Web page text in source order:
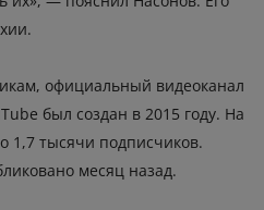
официальный видеоканал
был создан в 2015 году. На
1,7 тысячи подписчиков.
месяц назад.